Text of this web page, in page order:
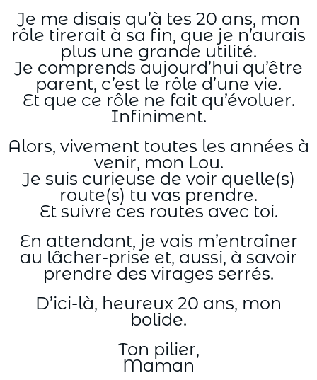
Je me disais qu’à tes 20 ans, mon
rôle tirerait à sa fin, que je n’aurais
plus une grande utilité.
Je comprends aujourd’hui qu’être
parent, c’est le rôle d’une vie.
Et que ce rôle ne fait qu’évoluer.
Infiniment.
Alors, vivement toutes les années à
venir, mon Lou.
Je suis curieuse de voir quelle(s)
route(s) tu vas prendre.
Et suivre ces routes avec toi.
En attendant, je vais m’entraîner
au lâcher-prise et, aussi, à savoir
prendre des virages serrés.
D’ici-là, heureux 20 ans, mon
bolide.
Ton pilier,
Maman